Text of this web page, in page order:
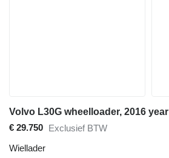
Volvo L30G wheelloader, 2016 year
€ 29.750 Exclusief BTW
Wiellader